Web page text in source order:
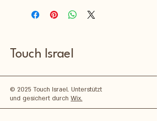
Touch Israel
© 2025 Touch Israel. Unterstützt
und gesichert durch Wix.